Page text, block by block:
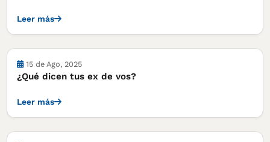
Leer más
15 de Ago, 2025
¿Qué dicen tus ex de vos?
Leer más